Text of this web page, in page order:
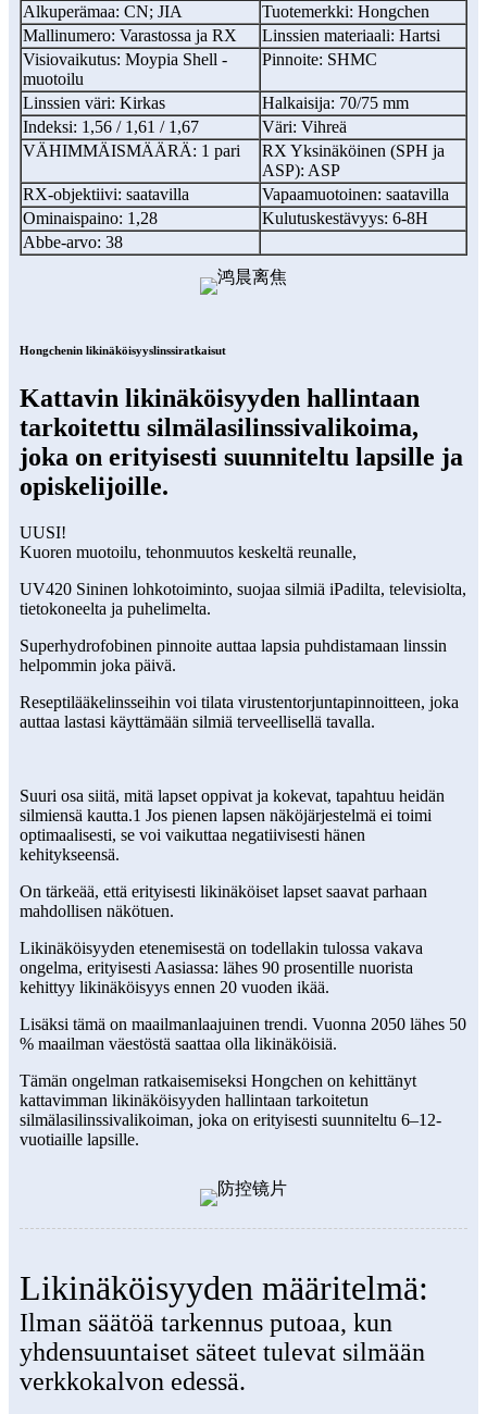
Alkuperämaa: CN; JIA
Tuotemerkki: Hongchen
Mallinumero: Varastossa ja RX
Linssien materiaali: Hartsi
Visiovaikutus: Moypia Shell -
muotoilu
Pinnoite: SHMC
Linssien väri: Kirkas
Halkaisija: 70/75 mm
Indeksi: 1,56 / 1,61 / 1,67
Väri: Vihreä
VÄHIMMÄISMÄÄRÄ: 1 pari
RX Yksinäköinen (SPH ja
ASP): ASP
RX-objektiivi: saatavilla
Vapaamuotoinen: saatavilla
Ominaispaino: 1,28
Kulutuskestävyys: 6-8H
Abbe-arvo: 38
Hongchenin likinäköisyyslinssiratkaisut
Kattavin likinäköisyyden hallintaan
tarkoitettu silmälasilinssivalikoima,
joka on erityisesti suunniteltu lapsille ja
opiskelijoille.
UUSI!
Kuoren muotoilu, tehonmuutos keskeltä reunalle,
UV420 Sininen lohkotoiminto, suojaa silmiä iPadilta, televisiolta,
tietokoneelta ja puhelimelta.
Superhydrofobinen pinnoite auttaa lapsia puhdistamaan linssin
helpommin joka päivä.
Reseptilääkelinsseihin voi tilata virustentorjuntapinnoitteen, joka
auttaa lastasi käyttämään silmiä terveellisellä tavalla.
Suuri osa siitä, mitä lapset oppivat ja kokevat, tapahtuu heidän
silmiensä kautta.1 Jos pienen lapsen näköjärjestelmä ei toimi
optimaalisesti, se voi vaikuttaa negatiivisesti hänen
kehitykseensä.
On tärkeää, että erityisesti likinäköiset lapset saavat parhaan
mahdollisen näkötuen.
Likinäköisyyden etenemisestä on todellakin tulossa vakava
ongelma, erityisesti Aasiassa: lähes 90 prosentille nuorista
kehittyy likinäköisyys ennen 20 vuoden ikää.
Lisäksi tämä on maailmanlaajuinen trendi. Vuonna 2050 lähes 50
% maailman väestöstä saattaa olla likinäköisiä.
Tämän ongelman ratkaisemiseksi Hongchen on kehittänyt
kattavimman likinäköisyyden hallintaan tarkoitetun
silmälasilinssivalikoiman, joka on erityisesti suunniteltu 6–12-
vuotiaille lapsille.
Likinäköisyyden määritelmä:
Ilman säätöä tarkennus putoaa, kun
yhdensuuntaiset säteet tulevat silmään
verkkokalvon edessä.